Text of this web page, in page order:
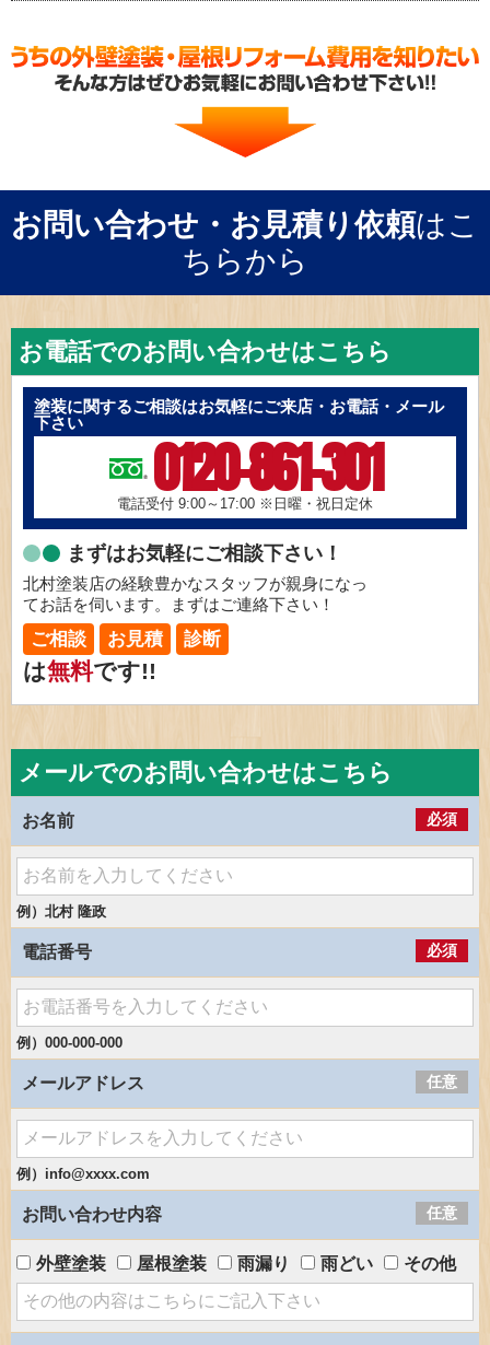
お問い合わせ・お見積り依頼はこ
ちらから
お電話でのお問い合わせはこちら
塗装に関するご相談はお気軽にご来店・お電話・メール
下さい
0120-861-301
電話受付 9:00～17:00 ※日曜・祝日定休
まずはお気軽にご相談下さい！
北村塗装店の経験豊かなスタッフが親身になっ
てお話を伺います。まずはご連絡下さい！
ご相談 お見積 診断
は無料です!!
メールでのお問い合わせはこちら
お名前 必須
例）北村 隆政
電話番号 必須
例）000-000-000
メールアドレス 任意
例）info@xxxx.com
お問い合わせ内容 任意
外壁塗装 屋根塗装 雨漏り 雨どい その他